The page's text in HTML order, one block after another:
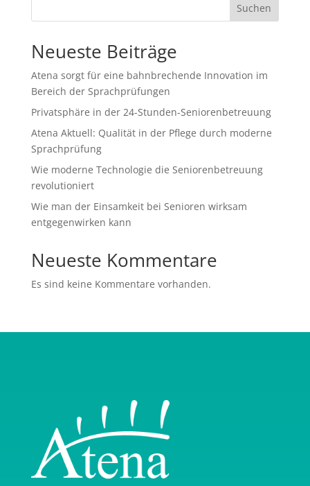
Suchen
Neueste Beiträge
Atena sorgt für eine bahnbrechende Innovation im
Bereich der Sprachprüfungen
Privatsphäre in der 24-Stunden-Seniorenbetreuung
Atena Aktuell: Qualität in der Pflege durch moderne
Sprachprüfung
Wie moderne Technologie die Seniorenbetreuung
revolutioniert
Wie man der Einsamkeit bei Senioren wirksam
entgegenwirken kann
Neueste Kommentare
Es sind keine Kommentare vorhanden.